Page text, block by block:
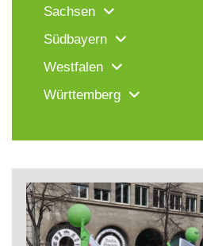
Sachsen
Südbayern
Westfalen
Württemberg